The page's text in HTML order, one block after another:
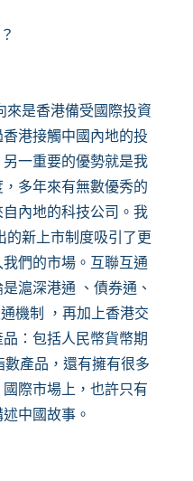
來是香港備受國際投資
港接觸中國內地的投
一重要的優勢就是我
多年來有無數優秀的
內地的科技公司。我
新上市制度吸引了更
們的市場。互聯互通
滬深港通 、債券通、
機制 ，再加上香港交
：包括人民幣貨幣期
數產品，還有擁有很多
際市場上，也許只有
中國故事。